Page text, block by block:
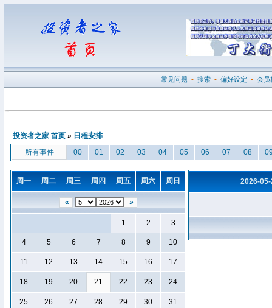
常见问题 • 搜索 • 偏好设定 • 会员
投资者之家 首页 » 日程安排
所有事件
00 01 02 03 04 05 06 07 08
周一 周二 周三 周四 周五 周六 周日
« »
1 2 3
4 5 6 7 8 9 10
11 12 13 14 15 16 17
18 19 20 21 22 23 24
25 26 27 28 29 30 31
2026-